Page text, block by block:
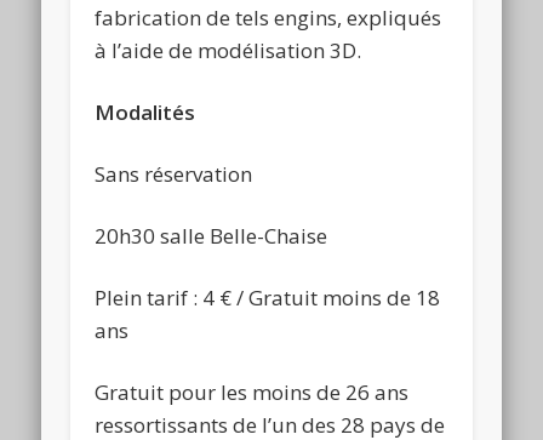
fabrication de tels engins, expliqués
à l’aide de modélisation 3D.
Modalités
Sans réservation
20h30 salle Belle-Chaise
Plein tarif : 4 € / Gratuit moins de 18
ans
Gratuit pour les moins de 26 ans
ressortissants de l’un des 28 pays de